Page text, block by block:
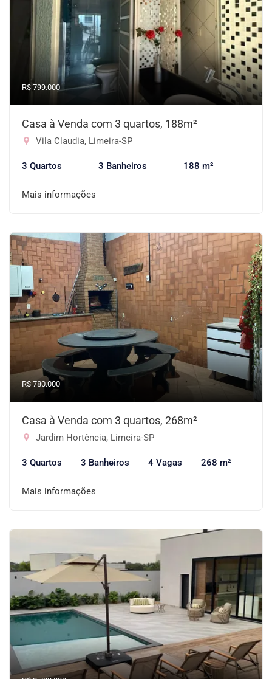
R$ 799.000
Casa à Venda com 3 quartos, 188m²
Vila Claudia, Limeira-SP
3 Quartos 3 Banheiros 188 m²
Mais informações
R$ 780.000
Casa à Venda com 3 quartos, 268m²
Jardim Hortência, Limeira-SP
3 Quartos 3 Banheiros 4 Vagas 268 m²
Mais informações